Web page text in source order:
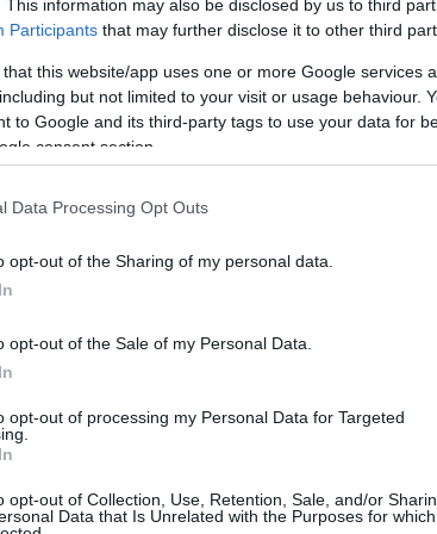
This information may also be disclosed by us to third
Participants that may further disclose it to other third
that this website/app uses one or more Google services
but not limited to your visit or usage behaviour.
to Google and its third-party tags to use your data for
consent section.
Data Processing Opt Outs
opt-out of the Sharing of my personal data.
opt-out of the Sale of my Personal Data.
opt-out of processing my Personal Data for Targeted
opt-out of Collection, Use, Retention, Sale, and/or
Data that Is Unrelated with the Purposes for
Πτολεμαΐδας: Συνεχίζονται
19 Ιουλίου 2019, 8:26 πμ
Όμιλο
15